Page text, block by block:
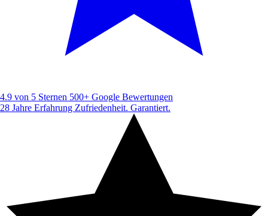
4.9 von 5 Sternen 500+ Google Bewertungen
28 Jahre Erfahrung Zufriedenheit. Garantiert.